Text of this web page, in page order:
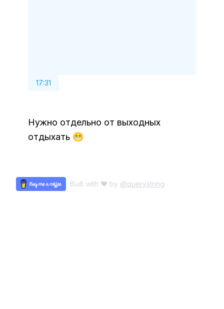
17:31
Нужно отдельно от выходных
отдыхать 😁
Built with ♥ by @querystring